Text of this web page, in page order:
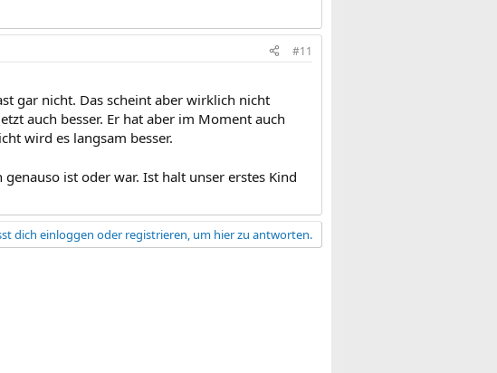
#11
gar nicht. Das scheint aber wirklich nicht
auch besser. Er hat aber im Moment auch
wird es langsam besser.
ist oder war. Ist halt unser erstes Kind
dich einloggen oder registrieren, um hier zu antworten.